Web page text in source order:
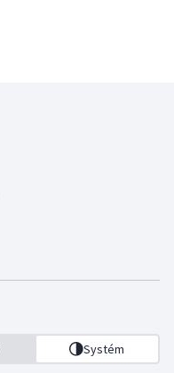
Systém